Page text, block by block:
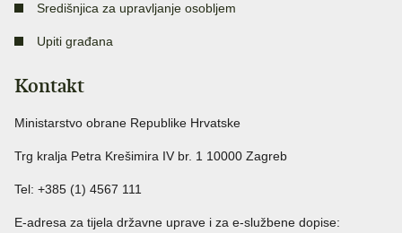
Središnjica za upravljanje osobljem
Upiti građana
Kontakt
Ministarstvo obrane Republike Hrvatske
Trg kralja Petra Krešimira IV br. 1 10000 Zagreb
Tel: +385 (1) 4567 111
E-adresa za tijela državne uprave i za e-službene dopise: